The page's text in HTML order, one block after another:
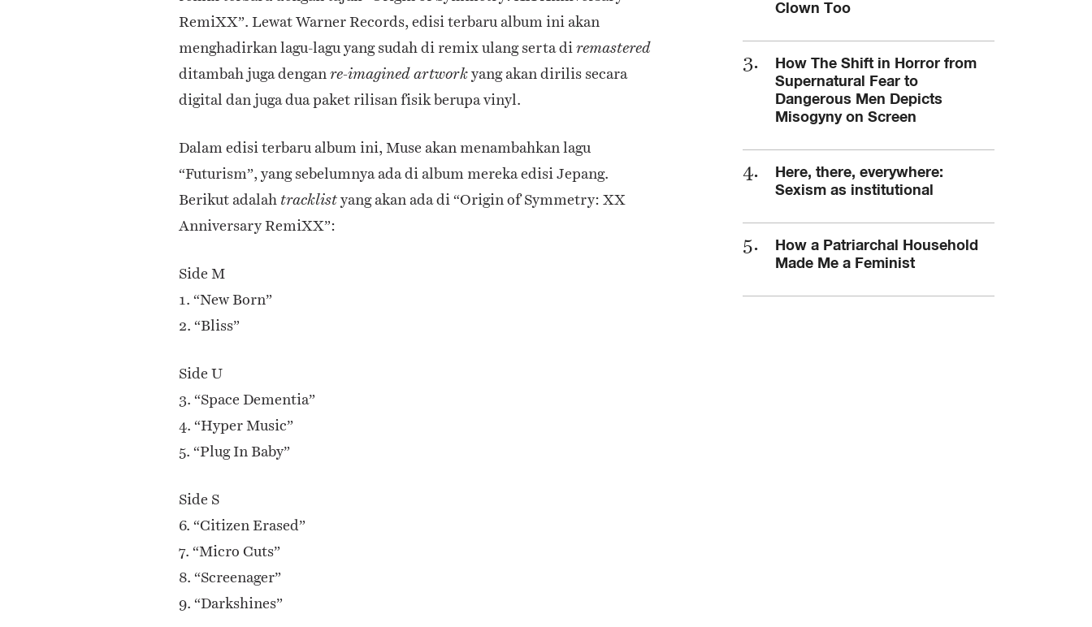
RemiXX”. Lewat Warner Records, edisi terbaru album ini akan
menghadirkan lagu-lagu yang sudah di remix ulang serta diremastered
ditambah juga denganre-imagined artworkyang akan dirilis secara
digital dan juga dua paket rilisan fisik berupa vinyl.
Dalam edisi terbaru album ini, Muse akan menambahkan lagu
“Futurism”, yang sebelumnya ada di album mereka edisi Jepang.
Berikut adalah tracklistyang akan ada di “Origin of Symmetry: XX
Anniversary RemiXX”:
Side M
1. “New Born”
2. “Bliss”
Side U
3. “Space Dementia”
4. “Hyper Music”
5. “Plug In Baby”
Side S
6. “Citizen Erased”
7. “Micro Cuts”
8. “Screenager”
9. “Darkshines”
Clown Too
How The Shift in Horror from
Supernatural Fear to
Dangerous Men Depicts
Misogyny on Screen
Here, there, everywhere:
Sexism as institutional
How a Patriarchal Household
Made Me a Feminist